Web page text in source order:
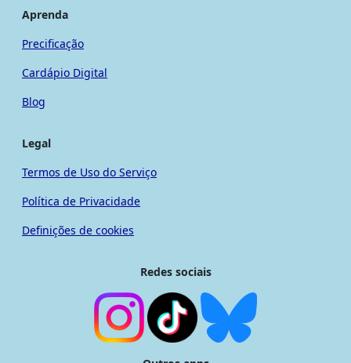
Aprenda
Precificação
Cardápio Digital
Blog
Legal
Termos de Uso do Serviço
Política de Privacidade
Definições de cookies
Redes sociais